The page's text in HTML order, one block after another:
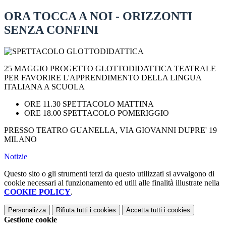
ORA TOCCA A NOI - ORIZZONTI
SENZA CONFINI
25 MAGGIO PROGETTO GLOTTODIDATTICA TEATRALE
PER FAVORIRE L'APPRENDIMENTO DELLA LINGUA
ITALIANA A SCUOLA
ORE 11.30 SPETTACOLO MATTINA
ORE 18.00 SPETTACOLO POMERIGGIO
PRESSO TEATRO GUANELLA, VIA GIOVANNI DUPRE' 19
MILANO
Notizie
Questo sito o gli strumenti terzi da questo utilizzati si avvalgono di
cookie necessari al funzionamento ed utili alle finalità illustrate nella
COOKIE POLICY.
Personalizza Rifiuta tutti i cookies Accetta tutti i cookies
Gestione cookie